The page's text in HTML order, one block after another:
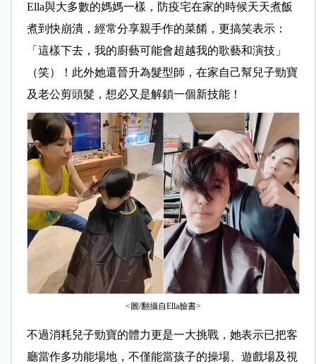
Ella與大多數的媽媽一樣，防疫宅在家的時候天天煮飯
煮到快崩潰，經常分享親手作的菜餚，更搞笑表示：
「這樣下去，我的廚藝可能會超越我的歌藝和演技」
（笑）！此外她還晉升為髮型師，在家自己幫兒子勁寶
及老公剪頭髮，想必又是解鎖一個新技能！
<圖/翻攝自Ella臉書>
不過消耗兒子勁寶的體力更是一大挑戰，她表示已把客
廳當作多功能場地，不僅能當孩子的操場、遊戲場及視